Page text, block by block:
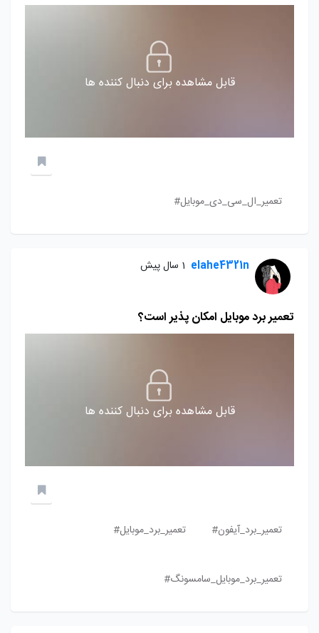
قابل مشاهده برای دنبال کننده ها
تعمیر_ال_سی_دی_موبایل#
elahe4321n 1 سال پیش
تعمیر برد موبایل امکان پذیر است؟
قابل مشاهده برای دنبال کننده ها
تعمیر_برد_آیفون# تعمیر_برد_موبایل#
تعمیر_برد_موبایل_سامسونگ#